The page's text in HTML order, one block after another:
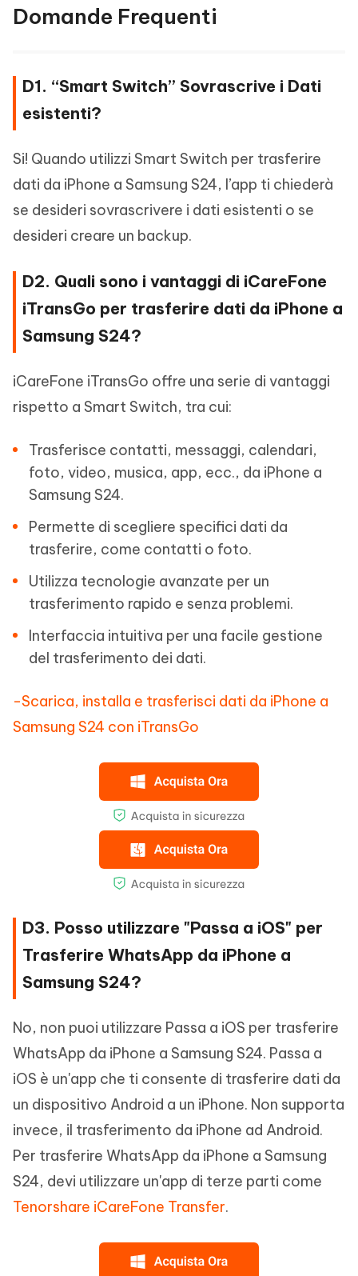
Domande Frequenti
D1. “Smart Switch” Sovrascrive i Dati
esistenti?
Si! Quando utilizzi Smart Switch per trasferire
dati da iPhone a Samsung S24, l’app ti chiederà
se desideri sovrascrivere i dati esistenti o se
desideri creare un backup.
D2. Quali sono i vantaggi di iCareFone
iTransGo per trasferire dati da iPhone a
Samsung S24?
iCareFone iTransGo offre una serie di vantaggi
rispetto a Smart Switch, tra cui:
Trasferisce contatti, messaggi, calendari,
foto, video, musica, app, ecc., da iPhone a
Samsung S24.
Permette di scegliere specifici dati da
trasferire, come contatti o foto.
Utilizza tecnologie avanzate per un
trasferimento rapido e senza problemi.
Interfaccia intuitiva per una facile gestione
del trasferimento dei dati.
-Scarica, installa e trasferisci dati da iPhone a
Samsung S24 con iTransGo
D3. Posso utilizzare "Passa a iOS" per
Trasferire WhatsApp da iPhone a
Samsung S24?
No, non puoi utilizzare Passa a iOS per trasferire
WhatsApp da iPhone a Samsung S24. Passa a
iOS è un'app che ti consente di trasferire dati da
un dispositivo Android a un iPhone. Non supporta
invece, il trasferimento da iPhone ad Android.
Per trasferire WhatsApp da iPhone a Samsung
S24, devi utilizzare un'app di terze parti come
Tenorshare iCareFone Transfer.